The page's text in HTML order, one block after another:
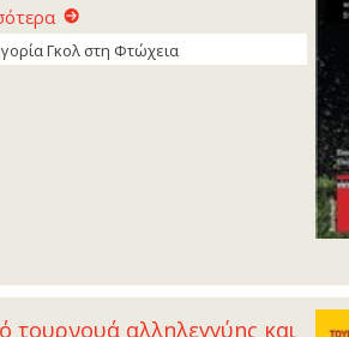
Γκoλ στη Φτώχεια
τουρνουά αλληλεγγύης και